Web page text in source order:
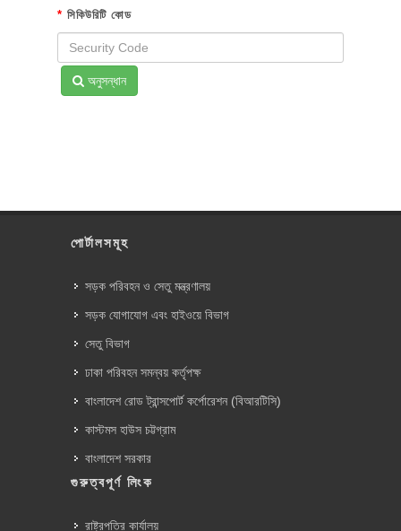
* সিকিউরিটি কোড
অনুসন্ধান
পোর্টালসমূহ
সড়ক পরিবহন ও সেতু মন্ত্রণালয়
সড়ক যোগাযোগ এবং হাইওয়ে বিভাগ
সেতু বিভাগ
ঢাকা পরিবহন সমন্বয় কর্তৃপক্ষ
বাংলাদেশ রোড ট্রান্সপোর্ট কর্পোরেশন (বিআরটিসি)
কাস্টমস হাউস চট্টগ্রাম
বাংলাদেশ সরকার
গুরুত্বপূর্ণ লিংক
রাষ্ট্রপতির কার্যালয়